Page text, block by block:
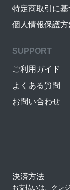
特定商取引に
個人情報保護方
SUPPORT
ご利用ガイド
よくある質問
お問い合わせ
決済方法
お支払いは、クレ